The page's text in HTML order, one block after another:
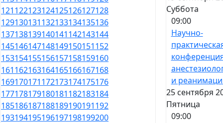
121122123124125126127128
129130131132133134135136
137138139140141142143144
145146147148149150151152
153154155156157158159160
161162163164165166167168
169170171172173174175176
177178179180181182183184
185186187188189190191192
193194195196197198199200
Суббота
09:00
Научно-
и
25 сентября
Пятница
09:00